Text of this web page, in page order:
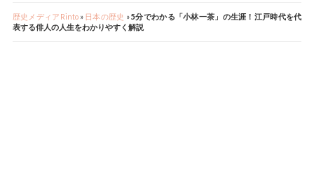
歴史メディアRinto» 日本の歴史 »5分でわかる「小林一茶」の生涯！江戸時代を代
表する俳人の人生をわかりやすく解説